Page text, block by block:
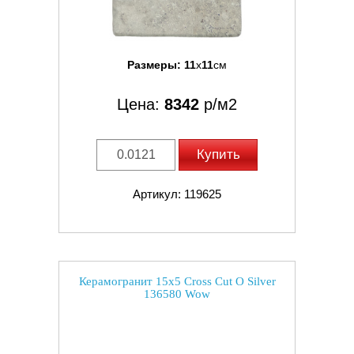
Размеры: 11x11см
Цена: 8342 р/м2
Купить
Артикул: 119625
Керамогранит 15x5 Cross Cut O Silver
136580 Wow